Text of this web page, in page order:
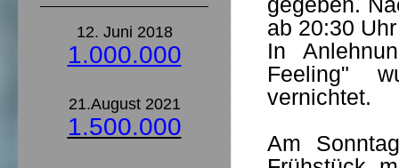
ab 20:30
In
Feeling"
vernichtet.
Am
12. Juni 2018
1.000.000
21.August 2021
1.500.000